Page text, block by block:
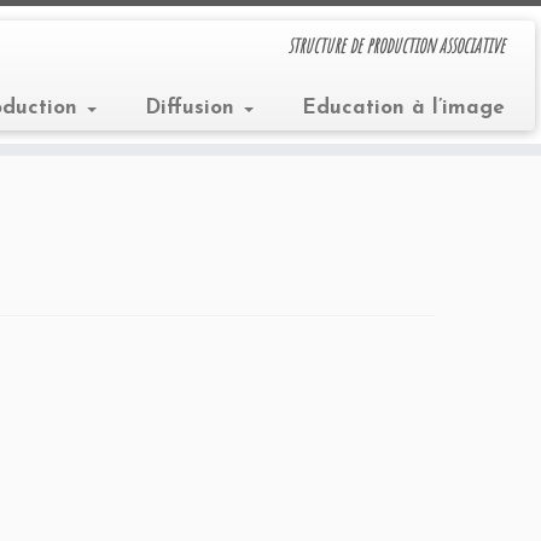
structure de production associative
Diffusion Education à l’image